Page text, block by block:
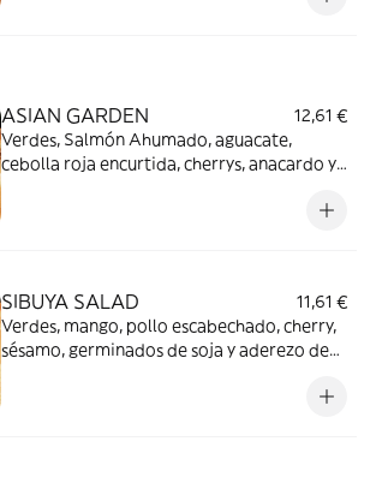
ASIAN GARDEN
12,61 €
Verdes, Salmón Ahumado, aguacate,
cebolla roja encurtida, cherrys, anacardo y
SIBUYA SALAD
11,61 €
Verdes, mango, pollo escabechado, cherry,
sésamo, germinados de soja y aderezo de